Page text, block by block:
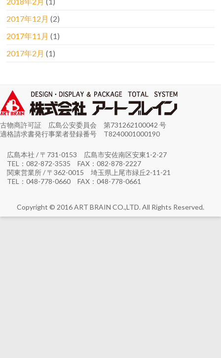
2017年12月 (2)
2017年11月 (1)
2017年2月 (1)
古物商許可証 広島公安委員会 第731262100042 号
適格請求書発行事業者登録番号 T8240001000190
広島本社 / 〒731-0153 広島市安佐南区安東1-2-27
TEL：082-872-3535 FAX：082-878-2227
関東営業所 / 〒362-0015 埼玉県上尾市緑丘2-11-21
TEL：048-778-0660 FAX：048-778-0661
Copyright © 2016 ART BRAIN CO.,LTD. All Rights Reserved.